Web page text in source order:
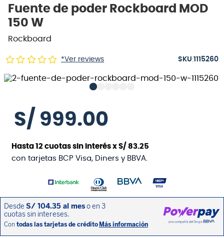
Fuente de poder Rockboard MOD
150 W
Rockboard
*Ver reviews :1115260
S/ 999.00
Hasta12 cuotas sin interés xS/ 83.25
con tarjetas BCP Visa, Diners y BBVA.